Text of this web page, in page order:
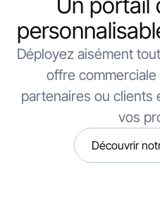
Déployez aisément
offre
partenaires ou clients
vos
Découvrir